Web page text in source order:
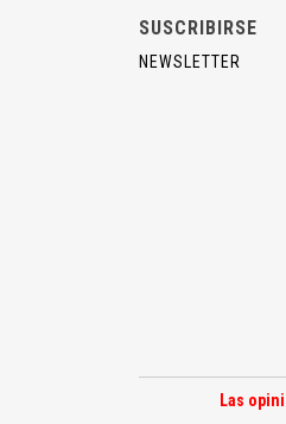
SUSCRIBIRSE
NEWSLETTER
Las